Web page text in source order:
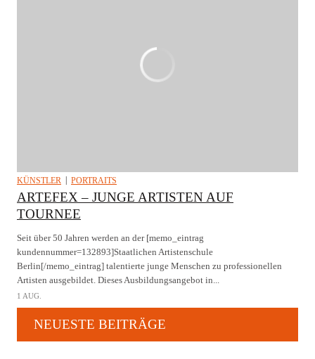
KÜNSTLER PORTRAITS
ARTEFEX – JUNGE ARTISTEN AUF
TOURNEE
Seit über 50 Jahren werden an der [memo_eintrag
kundennummer=132893]Staatlichen Artistenschule
Berlin[/memo_eintrag] talentierte junge Menschen zu professionellen
Artisten ausgebildet. Dieses Ausbildungsangebot in...
1 AUG.
NEUESTE BEITRÄGE